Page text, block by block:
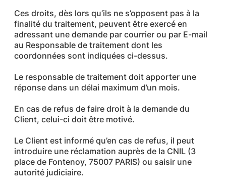
Ces droits, dès lors qu’ils ne s’opposent pas à la
finalité du traitement, peuvent être exercé en
adressant une demande par courrier ou par E-mail
au Responsable de traitement dont les
coordonnées sont indiquées ci-dessus.
Le responsable de traitement doit apporter une
réponse dans un délai maximum d’un mois.
En cas de refus de faire droit à la demande du
Client, celui-ci doit être motivé.
Le Client est informé qu’en cas de refus, il peut
introduire une réclamation auprès de la CNIL (3
place de Fontenoy, 75007 PARIS) ou saisir une
autorité judiciaire.